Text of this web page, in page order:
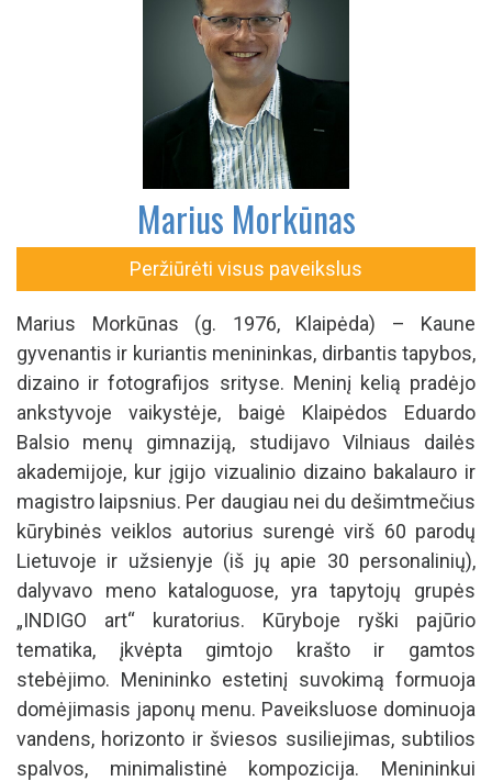
Marius Morkūnas
Peržiūrėti visus paveikslus
Marius Morkūnas (g. 1976, Klaipėda) – Kaune
gyvenantis ir kuriantis menininkas, dirbantis tapybos,
dizaino ir fotografijos srityse. Meninį kelią pradėjo
ankstyvoje vaikystėje, baigė Klaipėdos Eduardo
Balsio menų gimnaziją, studijavo Vilniaus dailės
akademijoje, kur įgijo vizualinio dizaino bakalauro ir
magistro laipsnius. Per daugiau nei du dešimtmečius
kūrybinės veiklos autorius surengė virš 60 parodų
Lietuvoje ir užsienyje (iš jų apie 30 personalinių),
dalyvavo meno kataloguose, yra tapytojų grupės
„INDIGO art“ kuratorius. Kūryboje ryški pajūrio
tematika, įkvėpta gimtojo krašto ir gamtos
stebėjimo. Menininko estetinį suvokimą formuoja
domėjimasis japonų menu. Paveiksluose dominuoja
vandens, horizonto ir šviesos susiliejimas, subtilios
spalvos, minimalistinė kompozicija. Menininkui